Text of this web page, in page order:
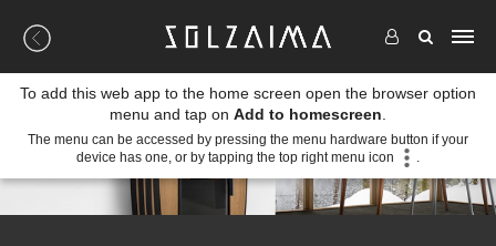
To add this web app to the home screen open the browser option
menu and tap on Add to homescreen
The menu can be accessed by pressing the menu hardware button if your
device has one, or by tapping the top right menu icon
.